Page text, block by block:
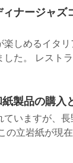
ナージャズ
楽しめるイタ
した。 レスト
製品の購入
ていますが、
の立岩紙が現